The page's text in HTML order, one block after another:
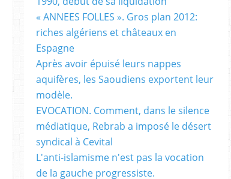
« ANNEES FOLLES ». Gros plan 2012:
riches algériens et châteaux en
Espagne
Après avoir épuisé leurs nappes
aquifères, les Saoudiens exportent leur
modèle.
EVOCATION. Comment, dans le silence
médiatique, Rebrab a imposé le désert
syndical à Cevital
L'anti-islamisme n'est pas la vocation
de la gauche progressiste.